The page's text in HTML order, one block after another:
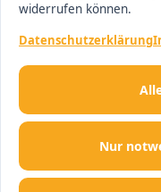
widerrufen können.
Datenschutzerklärung
Nur